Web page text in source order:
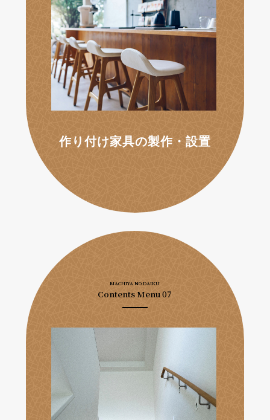
作り付け家具の製作・設置
MACHIYA NO DAIKU
Contents Menu 07